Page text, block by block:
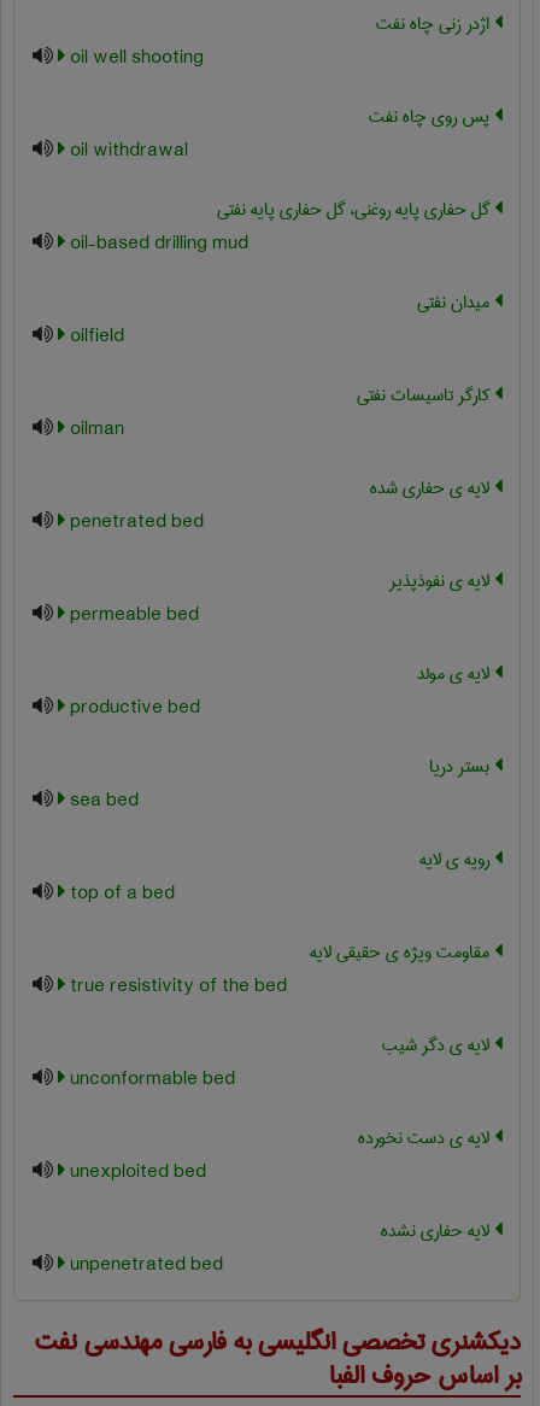
اژدر زنی چاه نفت
oil well shooting
پس روی چاه نفت
oil withdrawal
گل حفاری پایه روغنی، گل حفاری پایه نفتی
oil-based drilling mud
میدان نفتی
oilfield
کارگر تاسیسات نفتی
oilman
لایه ی حفاری شده
penetrated bed
لایه ی نفوذپذیر
permeable bed
لایه ی مولد
productive bed
بستر دریا
sea bed
رویه ی لایه
top of a bed
مقاومت ویژه ی حقیقی لایه
true resistivity of the bed
لایه ی دگر شیب
unconformable bed
لایه ی دست نخورده
unexploited bed
لایه حفاری نشده
unpenetrated bed
دیکشنری تخصصی انگلیسی به فارسیمهندسی نفت
بر اساس حروف الفبا